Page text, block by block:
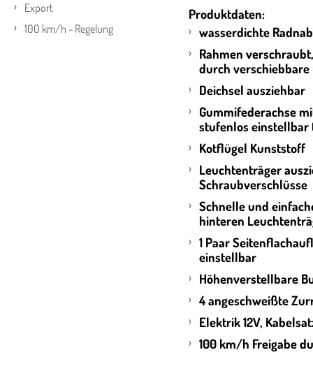
Export
100 km/h - Regelung
Produktdaten:
wasserdichte
Rahmen
durch
Deichsel ausziehbar
Gummifederachse
stufenlos einstellbar
Kotflügel Kunststoff
Leuchtenträger
Schraubverschlüsse
Schnelle und
hinteren
1 Paar
einstellbar
Höhenverstellbare
4 angeschweißte
Elektrik 12V,
100 km/h Freigabe